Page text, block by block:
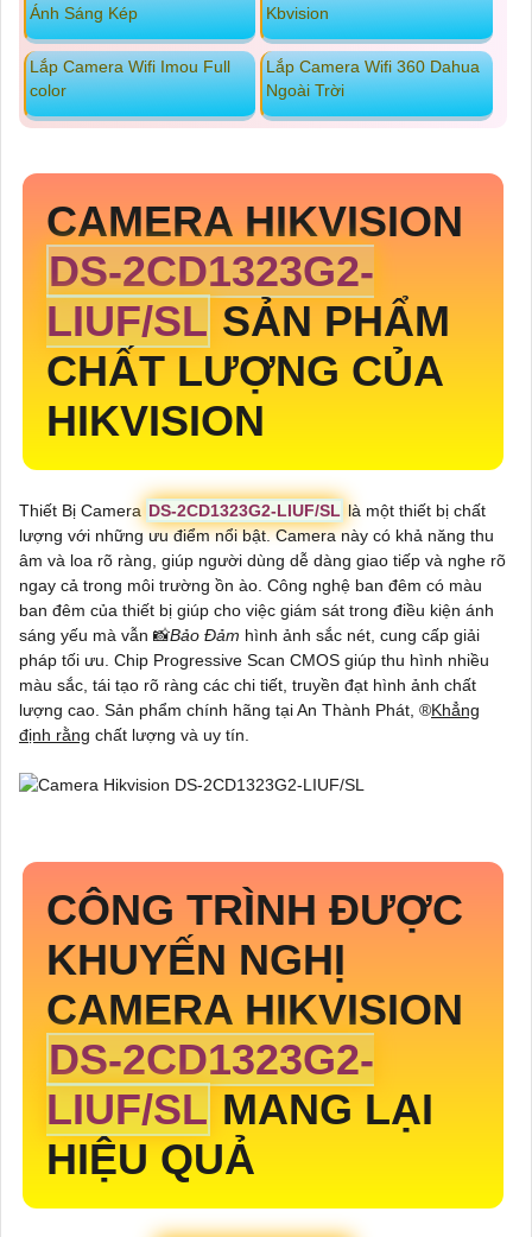
Ánh Sáng Kép
Kbvision
Lắp Camera Wifi Imou Full
color
Lắp Camera Wifi 360 Dahua
Ngoài Trời
CAMERA HIKVISION
DS-2CD1323G2-
LIUF/SL SẢN PHẨM
CHẤT LƯỢNG CỦA
HIKVISION
Thiết Bị Camera DS-2CD1323G2-LIUF/SL là một thiết bị chất
lượng với những ưu điểm nổi bật. Camera này có khả năng thu
âm và loa rõ ràng, giúp người dùng dễ dàng giao tiếp và nghe rõ
ngay cả trong môi trường ồn ào. Công nghệ ban đêm có màu
ban đêm của thiết bị giúp cho việc giám sát trong điều kiện ánh
sáng yếu mà vẫn 📸Bảo Đảm hình ảnh sắc nét, cung cấp giải
pháp tối ưu. Chip Progressive Scan CMOS giúp thu hình nhiều
màu sắc, tái tạo rõ ràng các chi tiết, truyền đạt hình ảnh chất
lượng cao. Sản phẩm chính hãng tại An Thành Phát, ®️Khẳng
định rằng chất lượng và uy tín.
CÔNG TRÌNH ĐƯỢC
KHUYẾN NGHỊ
CAMERA HIKVISION
DS-2CD1323G2-
LIUF/SL MANG LẠI
HIỆU QUẢ